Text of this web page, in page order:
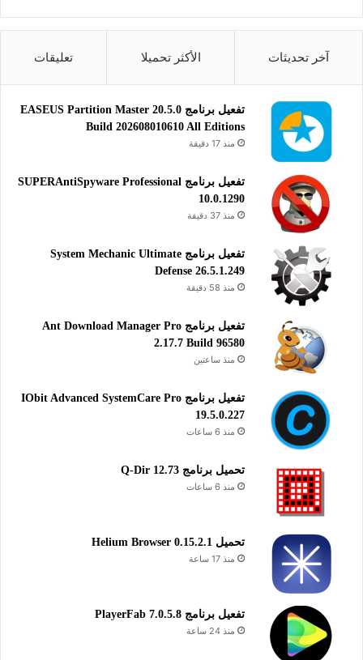
آخر تحديثات الأكثر تحميلا تعليقات
تفعيل برنامج EASEUS Partition Master 20.5.0
Build 202608010610 All Editions
منذ 17 دقيقة
تفعيل برنامج SUPERAntiSpyware Professional
10.0.1290
منذ 37 دقيقة
تفعيل برنامج System Mechanic Ultimate
Defense 26.5.1.249
منذ 58 دقيقة
تفعيل برنامج Ant Download Manager Pro
2.17.7 Build 96580
منذ ساعتين
تفعيل برنامج IObit Advanced SystemCare Pro
19.5.0.227
منذ 6 ساعات
تحميل برنامج Q-Dir 12.73
منذ 6 ساعات
تحميل Helium Browser 0.15.2.1
منذ 17 ساعة
تفعيل برنامج PlayerFab 7.0.5.8
منذ 24 ساعة